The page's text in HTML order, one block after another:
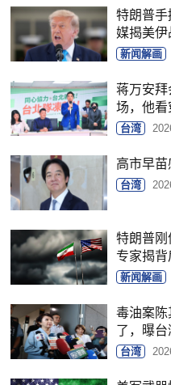
特朗普
媒揭美伊
新闻解画
蒋万安
场，他
台湾
高市早苗
台湾
特朗普刚
专家揭背
新闻解画
毒油案
了，曝
台湾